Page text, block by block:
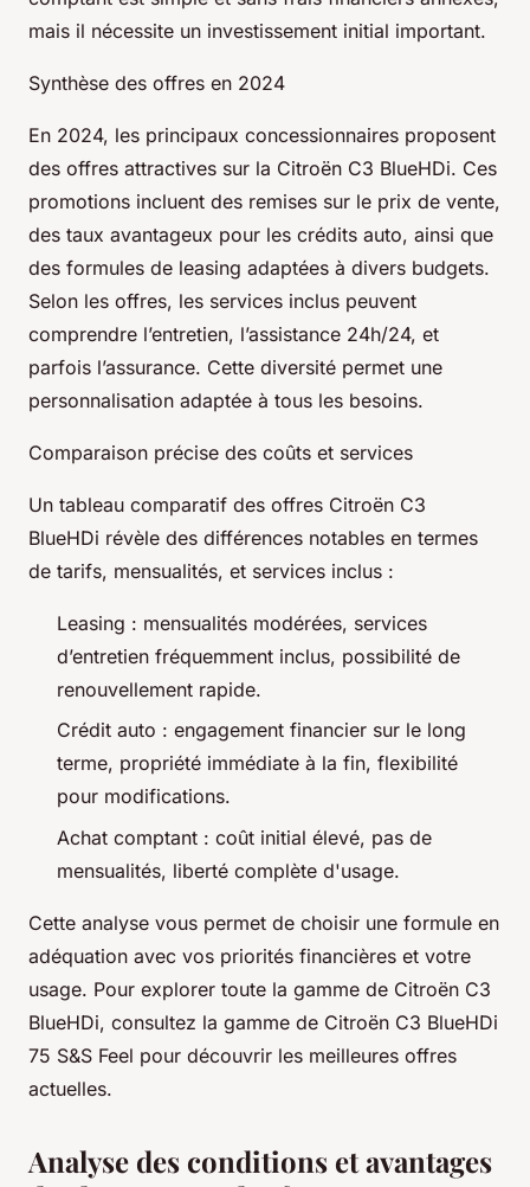
mais il nécessite un investissement initial important.
Synthèse des offres en 2024
En 2024, les principaux concessionnaires proposent
des offres attractives sur la Citroën C3 BlueHDi. Ces
promotions incluent des remises sur le prix de vente,
des taux avantageux pour les crédits auto, ainsi que
des formules de leasing adaptées à divers budgets.
Selon les offres, les services inclus peuvent
comprendre l’entretien, l’assistance 24h/24, et
parfois l’assurance. Cette diversité permet une
personnalisation adaptée à tous les besoins.
Comparaison précise des coûts et services
Un tableau comparatif des offres Citroën C3
BlueHDi révèle des différences notables en termes
de tarifs, mensualités, et services inclus :
Leasing : mensualités modérées, services
d’entretien fréquemment inclus, possibilité de
renouvellement rapide.
Crédit auto : engagement financier sur le long
terme, propriété immédiate à la fin, flexibilité
pour modifications.
Achat comptant : coût initial élevé, pas de
mensualités, liberté complète d'usage.
Cette analyse vous permet de choisir une formule en
adéquation avec vos priorités financières et votre
usage. Pour explorer toute la gamme de Citroën C3
BlueHDi, consultez la gamme de Citroën C3 BlueHDi
75 S&S Feel pour découvrir les meilleures offres
actuelles.
Analyse des conditions et avantages